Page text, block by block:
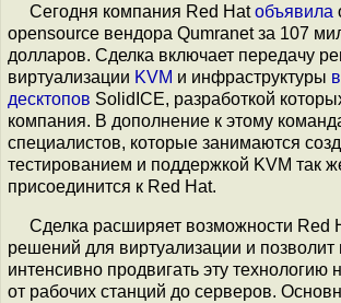
Сегодня компания Red Hatобъявила
opensource вендора Qumranet за 107
долларов. Сделка включает передачу
виртуализации KVM и инфраструктуры
десктопов SolidICE, разработкой
компания. В дополнение к этому
специалистов, которые занимаются
тестированием и поддержкой KVM так
присоединится к Red Hat.
Сделка расширяет возможности Red
решений для виртуализации и позволит
интенсивно продвигать эту технологию
от рабочих станций до серверов.